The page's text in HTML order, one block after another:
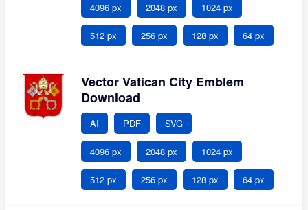
4096 px 2048 px 1024 px
512 px 256 px 128 px 64 px
Vector Vatican City Emblem
Download
AI PDF SVG
4096 px 2048 px 1024 px
512 px 256 px 128 px 64 px